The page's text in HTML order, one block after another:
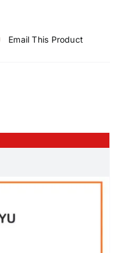
Email This Product